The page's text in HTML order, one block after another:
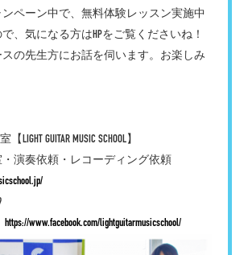
ペーン中で、無料体験レッスン実施中
、気になる方はHPをご覧くださいね！
の先生方にお話を伺います。お楽しみ
GUITAR MUSIC SCHOOL】
演奏依頼・レコーディング依頼
https://www.facebook.com/lightguitarmusicschool/